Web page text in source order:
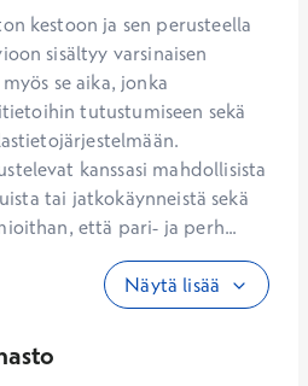
kestoon ja sen perusteella
sisältyy varsinaisen
se aika, jonka
tutustumiseen sekä
kanssasi mahdollisista
tai jatkokäynneistä sekä
että pari- ja perh...
Näytä lisää